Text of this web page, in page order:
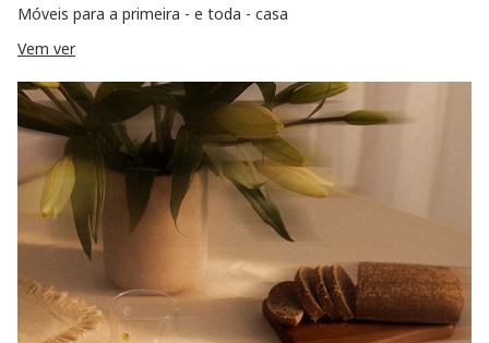
Móveis para a primeira - e toda - casa
Vem ver